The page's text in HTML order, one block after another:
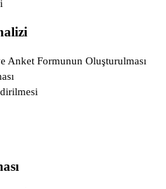
Formunun Oluşturulması